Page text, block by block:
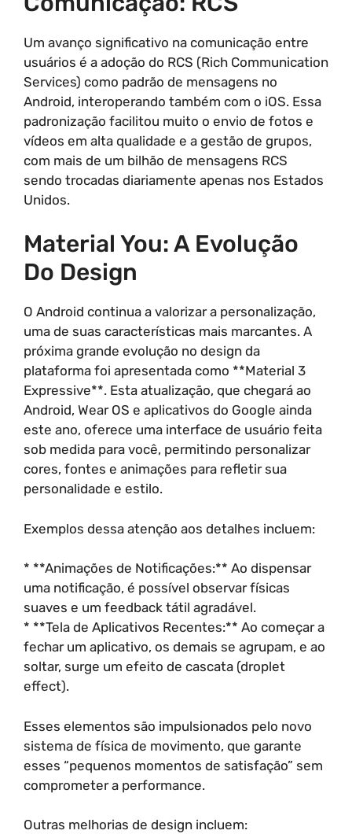
Um avanço significativo na comunicação entre
usuários é a adoção do RCS (Rich Communication
Services) como padrão de mensagens no
Android, interoperando também com o iOS. Essa
padronização facilitou muito o envio de fotos e
vídeos em alta qualidade e a gestão de grupos,
com mais de um bilhão de mensagens RCS
sendo trocadas diariamente apenas nos Estados
Unidos.
Material You: A Evolução
Do Design
O Android continua a valorizar a personalização,
uma de suas características mais marcantes. A
próxima grande evolução no design da
plataforma foi apresentada como **Material 3
Expressive**. Esta atualização, que chegará ao
Android, Wear OS e aplicativos do Google ainda
este ano, oferece uma interface de usuário feita
sob medida para você, permitindo personalizar
cores, fontes e animações para refletir sua
personalidade e estilo.
Exemplos dessa atenção aos detalhes incluem:
* **Animações de Notificações:** Ao dispensar
uma notificação, é possível observar físicas
suaves e um feedback tátil agradável.
* **Tela de Aplicativos Recentes:** Ao começar a
fechar um aplicativo, os demais se agrupam, e ao
soltar, surge um efeito de cascata (droplet
effect).
Esses elementos são impulsionados pelo novo
sistema de física de movimento, que garante
esses “pequenos momentos de satisfação” sem
comprometer a performance.
Outras melhorias de design incluem: